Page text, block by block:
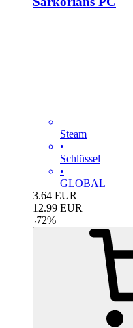
Steam
•
Schlüssel
•
GLOBAL
3.64 EUR
12.99 EUR
-72%